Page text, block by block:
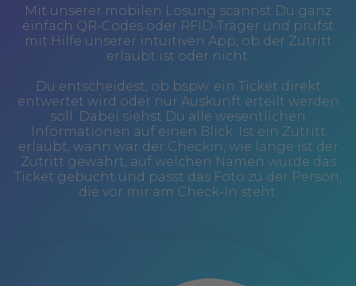
Mit unserer mobilen Lösung scannst Du ganz
einfach QR-Codes oder RFID-Träger und prüfst
mit Hilfe unserer intuitiven App, ob der Zutritt
erlaubt ist oder nicht.
Du entscheidest, ob bspw. ein Ticket direkt
entwertet wird oder nur Auskunft erteilt werden
soll. Dabei siehst Du alle wesentlichen
Informationen auf einen Blick: Ist ein Zutritt
erlaubt, wann war der Checkin, wie lange ist der
Zutritt gewährt, auf welchen Namen wurde das
Ticket gebucht und passt das Foto zu der Person,
die vor mir am Check-In steht.